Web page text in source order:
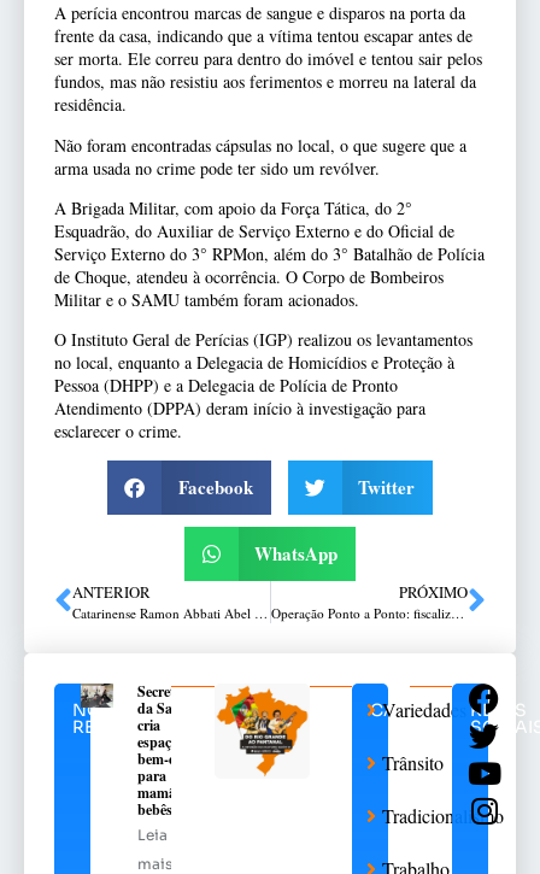
A perícia encontrou marcas de sangue e disparos na porta da
frente da casa, indicando que a vítima tentou escapar antes de
ser morta. Ele correu para dentro do imóvel e tentou sair pelos
fundos, mas não resistiu aos ferimentos e morreu na lateral da
residência.
Não foram encontradas cápsulas no local, o que sugere que a
arma usada no crime pode ter sido um revólver.
A Brigada Militar, com apoio da Força Tática, do 2°
Esquadrão, do Auxiliar de Serviço Externo e do Oficial de
Serviço Externo do 3° RPMon, além do 3° Batalhão de Polícia
de Choque, atendeu à ocorrência. O Corpo de Bombeiros
Militar e o SAMU também foram acionados.
O Instituto Geral de Perícias (IGP) realizou os levantamentos
no local, enquanto a Delegacia de Homicídios e Proteção à
Pessoa (DHPP) e a Delegacia de Polícia de Pronto
Atendimento (DPPA) deram início à investigação para
esclarecer o crime.
Facebook Twitter
WhatsApp
ANTERIOR
Catarinense Ramon Abbati Abel apitará o primeiro Gre-Nal decisivo do Gauchão
PRÓXIMO
Operação Ponto a Ponto: fiscalização desde o aeroporto até o Boqueirão
NOTÍCIAS
RELACIONADAS
Secretaria
da Saúde
cria
espaço de
bem-estar
para
mamães e
bebês
Leia
mais
CATEGORIAS
Variedades
Trânsito
Tradicionalismo
Trabalho
REDES